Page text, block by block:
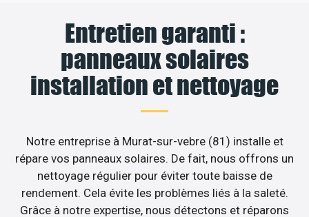
Entretien garanti :
panneaux solaires
installation et nettoyage
Notre entreprise à Murat-sur-vebre (81) installe et
répare vos panneaux solaires. De fait, nous offrons un
nettoyage régulier pour éviter toute baisse de
rendement. Cela évite les problèmes liés à la saleté.
Grâce à notre expertise, nous détectons et réparons